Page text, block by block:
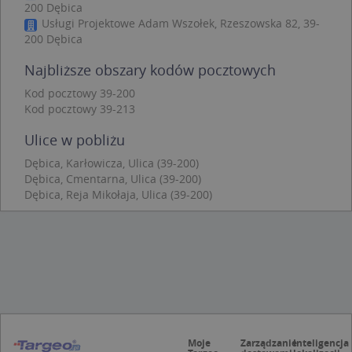
200 Dębica
Usługi Projektowe Adam Wszołek, Rzeszowska 82, 39-
200 Dębica
Najbliższe obszary kodów pocztowych
Kod pocztowy 39-200
Kod pocztowy 39-213
Ulice w pobliżu
Dębica, Karłowicza, Ulica (39-200)
Dębica, Cmentarna, Ulica (39-200)
Dębica, Reja Mikołaja, Ulica (39-200)
Moje ZarządzanieInteligencja
Niezbędne Wydajność
Targetowanie
Niezbędne pliki cookie umożliwiają korzystanie z
podstawowych funkcji strony internetowej, takich
jak logowanie użytkownika i zarządzanie kontem.
Bez niezbędnych plików cookie nie można
prawidłowo korzystać ze strony internetowej.
Nazwa
APPSESSID .targeo.pl
CookieScriptConsent
CookieScript
.targeo.pl